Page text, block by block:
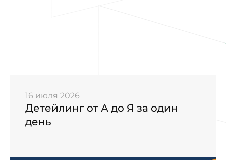
16 июля 2026
Детейлинг от А до Я за один
день